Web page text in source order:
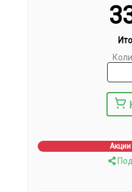
Акции